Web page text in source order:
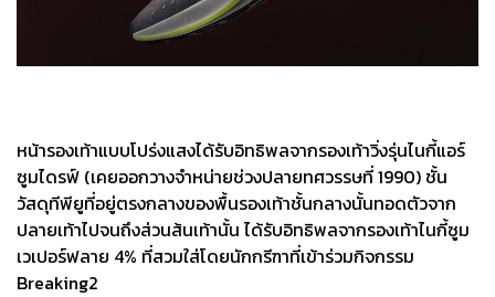
หน้ารองเท้าแบบโปร่งแสงได้รับอิทธิพลจากรองเท้าวิ่งรุ่นไนกี้แอร์
ซูมไดรฟ์ (เคยออกวางจำหน่ายช่วงปลายทศวรรษที่ 1990) ชั้น
วัสดุทีพียูที่อยู่ตรงกลางของพื้นรองเท้าชั้นกลางนั้นทอดตัวจาก
ปลายเท้าไปจนถึงส่วนส้นเท้านั้น ได้รับอิทธิพลจากรองเท้าไนกี้ซูม
เวเปอร์ฟลาย 4% ที่สวมใส่โดยนักกรีฑาที่เข้าร่วมกิจกรรม
Breaking2